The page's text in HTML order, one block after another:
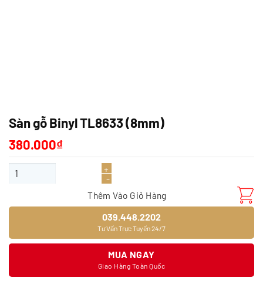
Sàn gỗ Binyl TL8633 (8mm)
380.000₫
Sàn gỗ Binyl TL8633 (8mm) số lượng
Thêm Vào Giỏ Hàng
039.448.2202
Tư Vấn Trực Tuyến 24/7
MUA NGAY
Giao Hàng Toàn Quốc